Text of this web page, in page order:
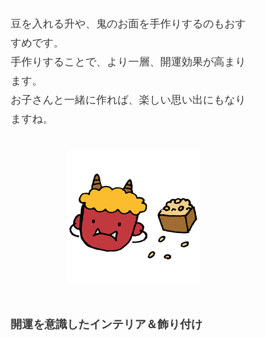
豆を入れる升や、鬼のお面を手作りするのもおす
すめです。
手作りすることで、より一層、開運効果が高まり
ます。
お子さんと一緒に作れば、楽しい思い出にもなり
ますね。
開運を意識したインテリア＆飾り付け